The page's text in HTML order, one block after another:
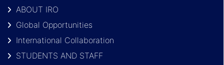
ABOUT IRO
Global Opportunities
International Collaboration
STUDENTS AND STAFF